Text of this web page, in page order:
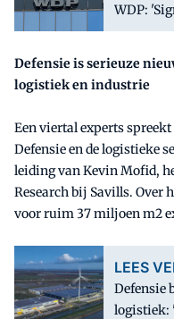
WDP:
Defensie is serieuze
logistiek en industrie
Een viertal experts
Defensie en de logistieke
leiding van Kevin Mofid,
Research bij Savills. Over
voor ruim 37 miljoen m2
LEES
Defensie
logistiek: